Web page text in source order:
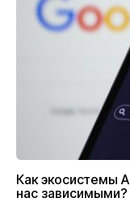
Как экосистемы
нас зависимыми?